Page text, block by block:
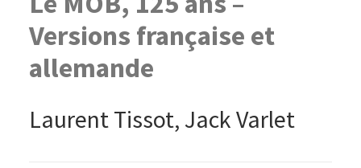
Versions française et
allemande
Laurent Tissot, Jack Varlet